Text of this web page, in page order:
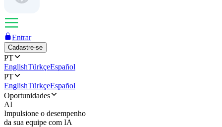
Entrar
Cadastre-se
PT
EnglishTürkçeEspañol
PT
EnglishTürkçeEspañol
Oportunidades
AI
Impulsione o desempenho
da sua equipe com IA